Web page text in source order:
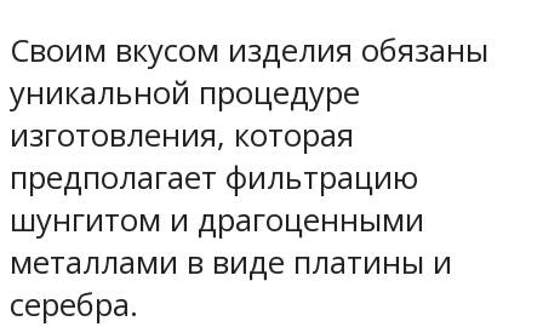
Своим вкусом изделия обязаны
уникальной процедуре
изготовления, которая
предполагает фильтрацию
шунгитом и драгоценными
металлами в виде платины и
серебра.